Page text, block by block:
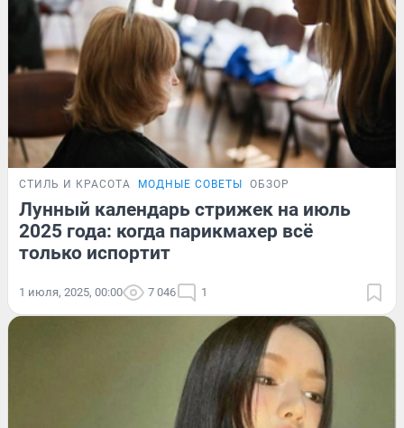
СТИЛЬ И КРАСОТА МОДНЫЕ СОВЕТЫ ОБЗОР
Лунный календарь стрижек на июль
2025 года: когда парикмахер всё
только испортит
1 июля, 2025, 00:00 7 046 1